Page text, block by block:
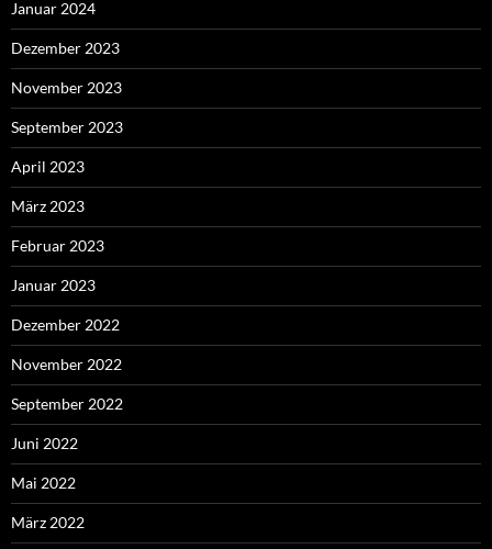
Januar 2024
Dezember 2023
November 2023
September 2023
April 2023
März 2023
Februar 2023
Januar 2023
Dezember 2022
November 2022
September 2022
Juni 2022
Mai 2022
März 2022